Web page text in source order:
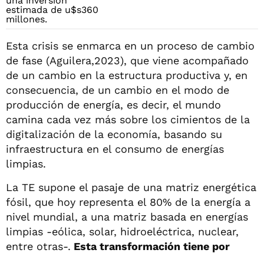
Esta crisis se enmarca en un proceso de cambio
de fase (Aguilera,2023), que viene acompañado
de un cambio en la estructura productiva y, en
consecuencia, de un cambio en el modo de
producción de energía, es decir, el mundo
camina cada vez más sobre los cimientos de la
digitalización de la economía, basando su
infraestructura en el consumo de energías
limpias.
La TE supone el pasaje de una matriz energética
fósil, que hoy representa el 80% de la energía a
nivel mundial, a una matriz basada en energías
limpias -eólica, solar, hidroeléctrica, nuclear,
entre otras-. Esta transformación tiene por